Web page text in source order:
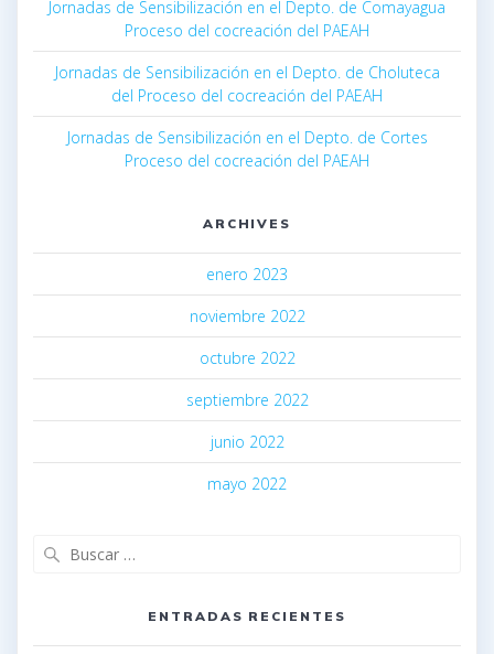
Jornadas de Sensibilización en el Depto. de Comayagua
Proceso del cocreación del PAEAH
Jornadas de Sensibilización en el Depto. de Choluteca
del Proceso del cocreación del PAEAH
Jornadas de Sensibilización en el Depto. de Cortes
Proceso del cocreación del PAEAH
ARCHIVES
enero 2023
noviembre 2022
octubre 2022
septiembre 2022
junio 2022
mayo 2022
ENTRADAS RECIENTES